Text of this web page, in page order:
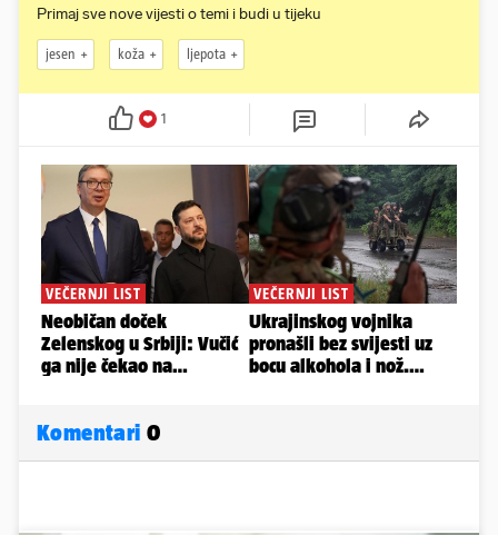
Primaj sve nove vijesti o temi i budi u tijeku
jesen koža ljepota
1
Komentari 0